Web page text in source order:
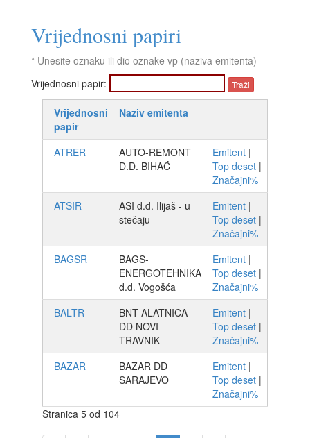
Vrijednosni papiri
* Unesite oznaku ili dio oznake vp (naziva emitenta)
Vrijednosni papir:
Vrijednosni
papir
Naziv emitenta
ATRER
AUTO-REMONT
D.D. BIHAĆ
Emitent |
Top deset |
Značajni%
ATSIR
ASI d.d. Ilijaš - u
stečaju
Emitent |
Top deset |
Značajni%
BAGSR
BAGS-
ENERGOTEHNIKA
d.d. Vogošća
Emitent |
Top deset |
Značajni%
BALTR
BNT ALATNICA
DD NOVI
TRAVNIK
Emitent |
Top deset |
Značajni%
BAZAR
BAZAR DD
SARAJEVO
Emitent |
Top deset |
Značajni%
Stranica 5 od 104